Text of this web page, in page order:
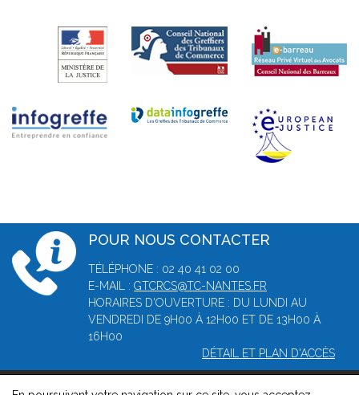
POUR NOUS CONTACTER
TÉLÉPHONE : 02 40 41 02 00
E-MAIL : GTCRCS@TC-NANTES.FR
HORAIRES D'OUVERTURE : DU LUNDI AU
VENDREDI DE 9H00 À 12H00 ET DE 13H00 À
16H00
DÉTAIL ET PLAN D'ACCÈS